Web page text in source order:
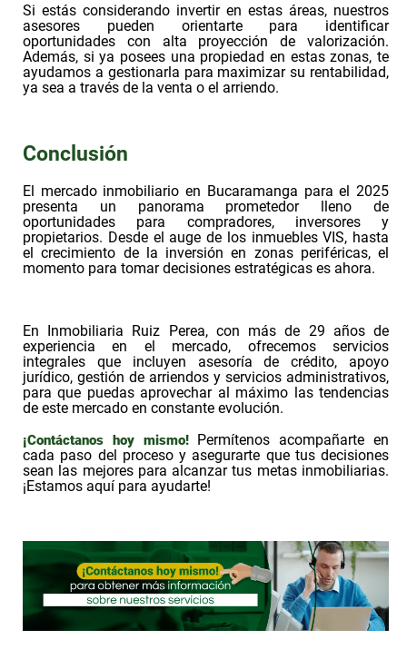
Si estás considerando invertir en estas áreas, nuestros
asesores pueden orientarte para identificar
oportunidades con alta proyección de valorización.
Además, si ya posees una propiedad en estas zonas, te
ayudamos a gestionarla para maximizar su rentabilidad,
ya sea a través de la venta o el arriendo.
Conclusión
El mercado inmobiliario en Bucaramanga para el 2025
presenta un panorama prometedor lleno de
oportunidades para compradores, inversores y
propietarios. Desde el auge de los inmuebles VIS, hasta
el crecimiento de la inversión en zonas periféricas, el
momento para tomar decisiones estratégicas es ahora.
En Inmobiliaria Ruiz Perea, con más de 29 años de
experiencia en el mercado, ofrecemos servicios
integrales que incluyen asesoría de crédito, apoyo
jurídico, gestión de arriendos y servicios administrativos,
para que puedas aprovechar al máximo las tendencias
de este mercado en constante evolución.
¡Contáctanos hoy mismo!Permítenos acompañarte en
cada paso del proceso y asegurarte que tus decisiones
sean las mejores para alcanzar tus metas inmobiliarias.
¡Estamos aquí para ayudarte!